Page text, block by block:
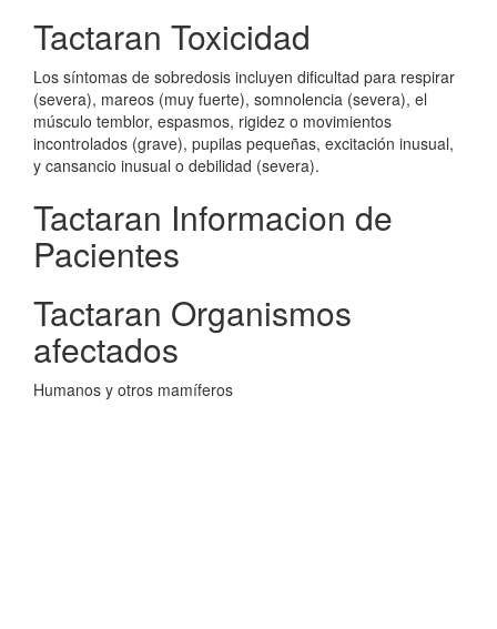
Tactaran Toxicidad
Los síntomas de sobredosis incluyen dificultad para respirar
(severa), mareos (muy fuerte), somnolencia (severa), el
músculo temblor, espasmos, rigidez o movimientos
incontrolados (grave), pupilas pequeñas, excitación inusual,
y cansancio inusual o debilidad (severa).
Tactaran Informacion de
Pacientes
Tactaran Organismos
afectados
Humanos y otros mamíferos